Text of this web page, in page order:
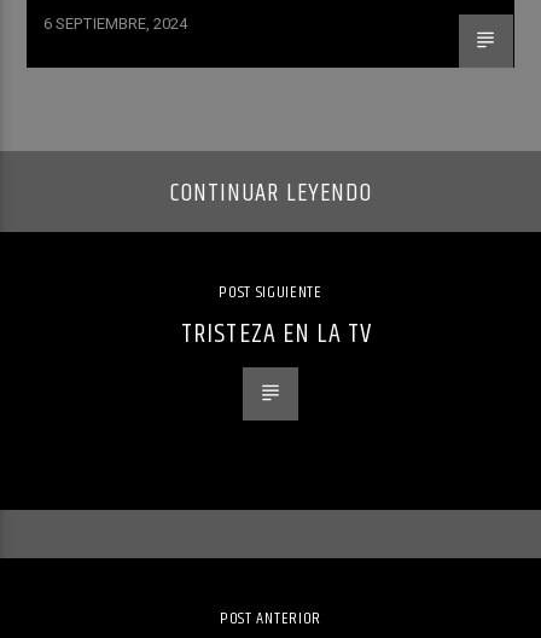
6 SEPTIEMBRE, 2024
CONTINUAR LEYENDO
POST SIGUIENTE
TRISTEZA EN LA TV
POST ANTERIOR